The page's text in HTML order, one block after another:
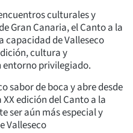
culturales y
Gran Canaria, el Canto a la
capacidad de Valleseco
cultura y
privilegiado.
sabor de boca y abre desde
edición del Canto a la
ser aún más especial y
Valleseco